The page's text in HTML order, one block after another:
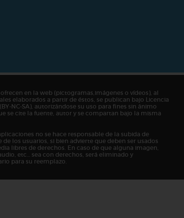
en la web (pictogramas,imágenes o vídeos), al
elaborados a partir de éstos, se publican bajo Licencia
NC-SA), autorizándose su uso para fines sin ánimo
se cite la fuente, autor y se compartan bajo la misma
no se hace responsable de la subida de
los usuarios, si bien advierte que deben ser usados
libres de derechos. En caso de que alguna imagen,
etc… sea con derechos, será eliminado y
para su reemplazo.